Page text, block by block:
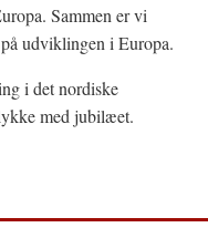
Sammen er vi
udviklingen i Europa.
i det nordiske
med jubilæet.